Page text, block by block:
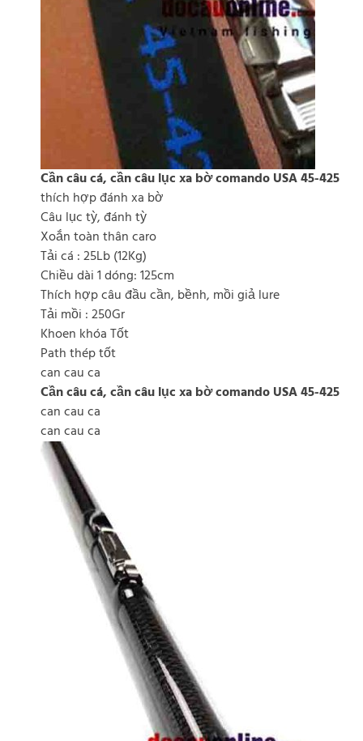
Cần câu cá, cần câu lục xa bờ comando USA 45-425
thích hợp đánh xa bờ
Câu lục tỳ, đánh tỳ
Xoắn toàn thân caro
Tải cá : 25Lb (12Kg)
Chiều dài 1 dóng: 125cm
Thích hợp câu đầu cần, bềnh, mồi giả lure
Tải mồi : 250Gr
Khoen khóa Tốt
Path thép tốt
can cau ca
Cần câu cá, cần câu lục xa bờ comando USA 45-425
can cau ca
can cau ca